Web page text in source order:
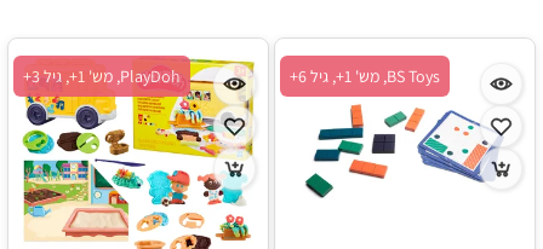
BS Toys, מש' 1+, גיל 6+ PlayDoh, מש' 1+, גיל 3+